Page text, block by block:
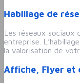
Habillage de
Les réseaux sociaux
entreprise.
la valorisation de
Affiche, Flyer et